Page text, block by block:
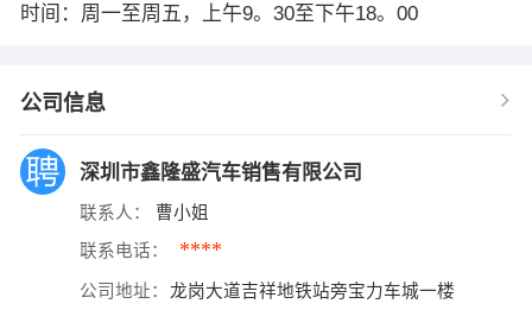
时间：周一至周五，上午9。30至下午18。00
公司信息
深圳市鑫隆盛汽车销售有限公司
联系人： 曹小姐
联系电话： ****
公司地址： 龙岗大道吉祥地铁站旁宝力车城一楼